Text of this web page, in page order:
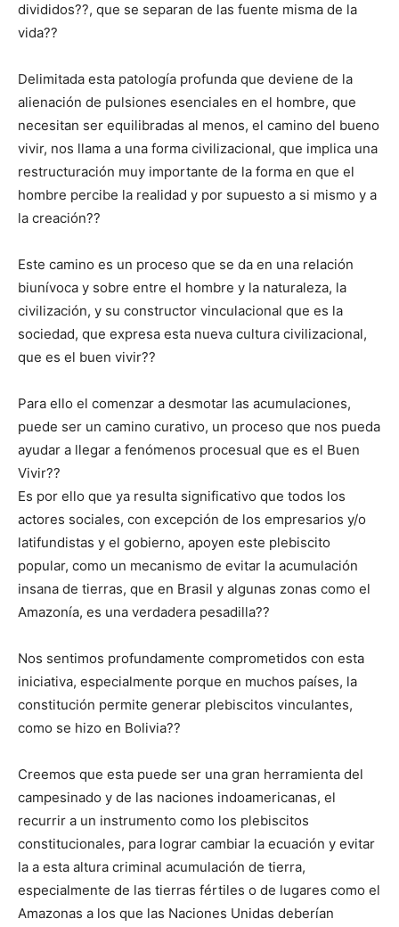
divididos??, que se separan de las fuente misma de la
vida??
Delimitada esta patología profunda que deviene de la
alienación de pulsiones esenciales en el hombre, que
necesitan ser equilibradas al menos, el camino del bueno
vivir, nos llama a una forma civilizacional, que implica una
restructuración muy importante de la forma en que el
hombre percibe la realidad y por supuesto a si mismo y a
la creación??
Este camino es un proceso que se da en una relación
biunívoca y sobre entre el hombre y la naturaleza, la
civilización, y su constructor vinculacional que es la
sociedad, que expresa esta nueva cultura civilizacional,
que es el buen vivir??
Para ello el comenzar a desmotar las acumulaciones,
puede ser un camino curativo, un proceso que nos pueda
ayudar a llegar a fenómenos procesual que es el Buen
Vivir??
Es por ello que ya resulta significativo que todos los
actores sociales, con excepción de los empresarios y/o
latifundistas y el gobierno, apoyen este plebiscito
popular, como un mecanismo de evitar la acumulación
insana de tierras, que en Brasil y algunas zonas como el
Amazonía, es una verdadera pesadilla??
Nos sentimos profundamente comprometidos con esta
iniciativa, especialmente porque en muchos países, la
constitución permite generar plebiscitos vinculantes,
como se hizo en Bolivia??
Creemos que esta puede ser una gran herramienta del
campesinado y de las naciones indoamericanas, el
recurrir a un instrumento como los plebiscitos
constitucionales, para lograr cambiar la ecuación y evitar
la a esta altura criminal acumulación de tierra,
especialmente de las tierras fértiles o de lugares como el
Amazonas a los que las Naciones Unidas deberían